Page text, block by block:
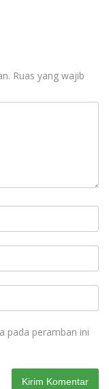
Ruas yang wajib
pada peramban ini